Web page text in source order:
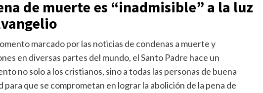
de muerte es “inadmisible” a la luz
marcado por las noticias de condenas a muerte y
en diversas partes del mundo, el Santo Padre hace un
no solo a los cristianos, sino a todas las personas de buena
para que se comprometan en lograr la abolición de la pena de